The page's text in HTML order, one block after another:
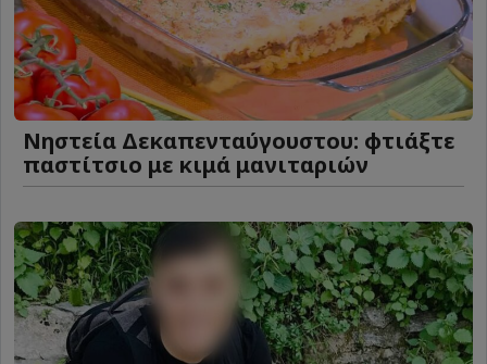
Νηστεία Δεκαπενταύγουστου: φτιάξτε
παστίτσιο με κιμά μανιταριών